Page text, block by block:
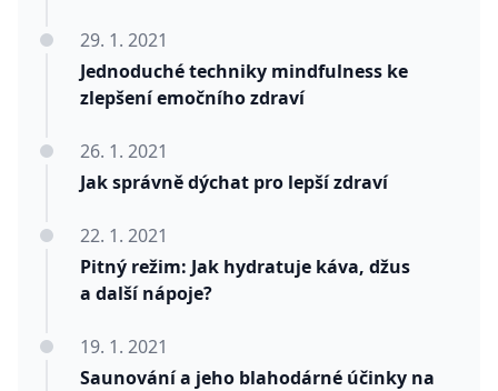
Jednoduché techniky mindfulness ke
zlepšení emočního zdraví
29. 1. 2021
Jak správně dýchat pro lepší zdraví
26. 1. 2021
Pitný režim: Jak hydratuje káva, džus
a další nápoje?
22. 1. 2021
Saunování a jeho blahodárné účinky na
19. 1. 2021